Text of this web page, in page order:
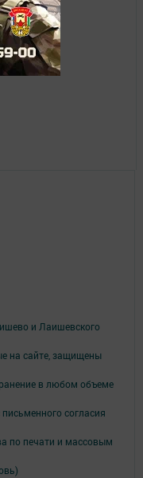
и Лаишевского
на сайте, защищены
в любом объеме
согласия
по печати и массовым